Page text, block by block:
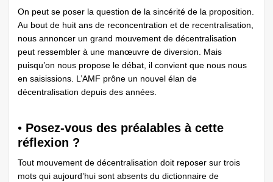
On peut se poser la question de la sincérité de la proposition.
Au bout de huit ans de reconcentration et de recentralisation,
nous annoncer un grand mouvement de décentralisation
peut ressembler à une manœuvre de diversion. Mais
puisqu’on nous propose le débat, il convient que nous nous
en saisissions. L’AMF prône un nouvel élan de
décentralisation depuis des années.
• Posez-vous des préalables à cette
réflexion ?
Tout mouvement de décentralisation doit reposer sur trois
mots qui aujourd’hui sont absents du dictionnaire de